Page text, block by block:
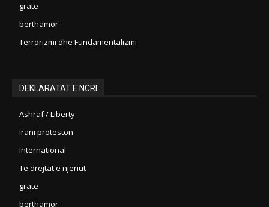
gratë
bërthamor
Terrorizmi dhe Fundamentalizmi
DEKLARATAT E NCRI
Ashraf / Liberty
Irani proteston
International
Të drejtat e njeriut
gratë
bërthamor